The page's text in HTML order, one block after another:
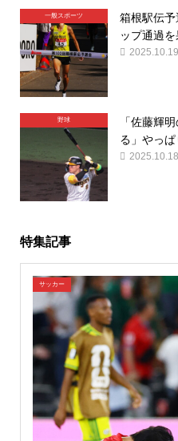
一般スポーツ
箱根駅伝
ップ通過を
2025.10.19
野球
「佐藤輝
る」やっ
2025.10.18
特集記事
サッカー